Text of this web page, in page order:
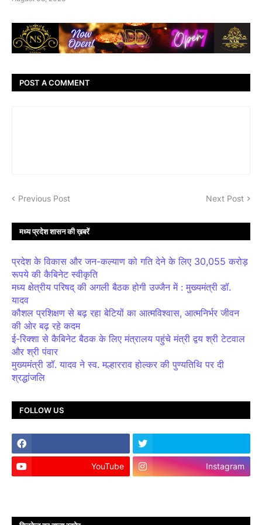
POST A COMMENT
Previous Post Next Post
मध्य प्रदेश शासन की ख़बरें
प्रदेश के विकास और जन-कल्याण को गति देने के लिए 30,055 करोड़
रूपये की कैबिनेट स्वीकृति
मध्य क्षेत्रीय परिषद् की अगली बैठक होगी उज्जैन में : मुख्यमंत्री डॉ.
यादव
कौशल प्रशिक्षण से बढ़ रहा बेटियों का आत्मविश्वास, आत्मनिर्भर जीवन
की ओर बढ़ रहे कदम
ई-रिक्शा से कैबिनेट बैठक के लिए मंत्रालय पहुंचे मंत्री द्वय श्री टेटवाल
और श्री पंवार
मुख्यमंत्री डॉ. यादव ने स्व. मल्हारराव होल्कर की पुण्यतिथि पर दी
श्रद्धांजलि
FOLLOW US
YouTube Instagram